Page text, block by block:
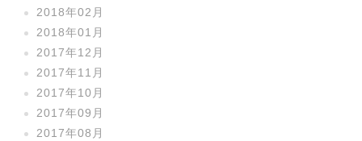
2018年02月
2018年01月
2017年12月
2017年11月
2017年10月
2017年09月
2017年08月